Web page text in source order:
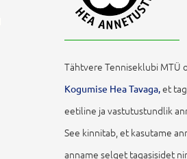
Tähtvere Tenniseklubi MTÜ
Kogumise Hea Tavaga,et
eetiline ja vastutustundlik
See kinnitab, et kasutame
anname selget tagasisidet